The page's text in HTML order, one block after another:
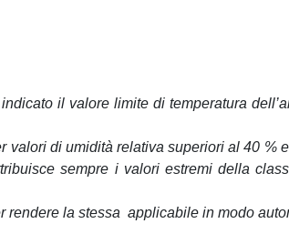
il valore limite di temperatura
di umidità relativa superiori al 40
sempre i valori estremi della
la stessa applicabile in modo